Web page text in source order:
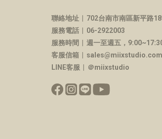
聯絡地址 | 702台南市南區新平路
服務電話 | 06-2922003
服務時間 | 週一至週五，
客服信箱 | sales@miixstudio.com
LINE客服 | ＠miixstudio